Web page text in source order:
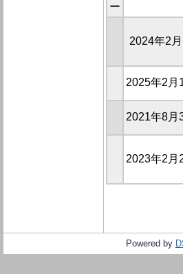
ー
2024年2
2025年2月
2021年8月
2023年2月
Powered by